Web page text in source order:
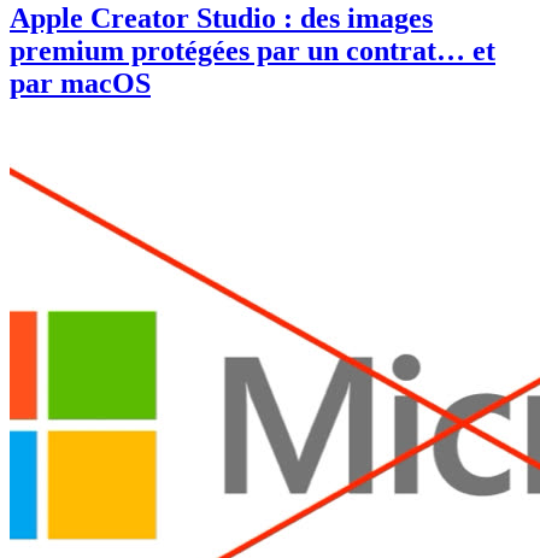
Apple Creator Studio : des images
premium protégées par un contrat… et
par macOS